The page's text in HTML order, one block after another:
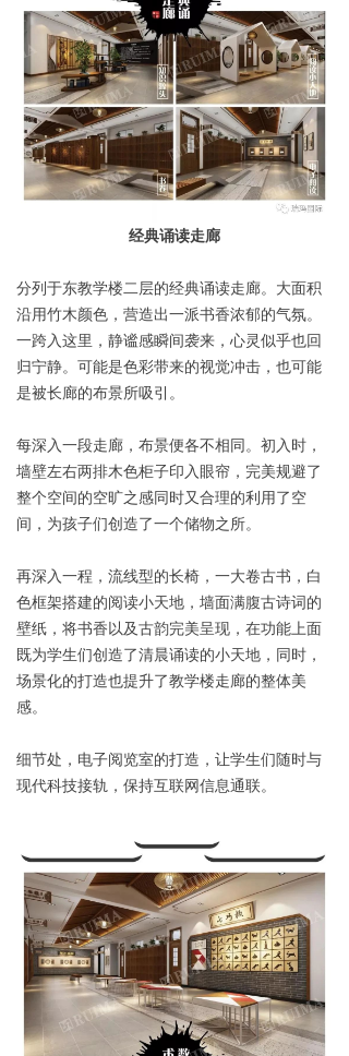
经典诵读走廊
分列于东教学楼二层的经典诵读走廊。大面积
沿用竹木颜色，营造出一派书香浓郁的气氛。
一跨入这里，静谧感瞬间袭来，心灵似乎也回
归宁静。可能是色彩带来的视觉冲击，也可能
是被长廊的布景所吸引。
每深入一段走廊，布景便各不相同。初入时，
墙壁左右两排木色柜子印入眼帘，完美规避了
整个空间的空旷之感同时又合理的利用了空
间，为孩子们创造了一个储物之所。
再深入一程，流线型的长椅，一大卷古书，白
色框架搭建的阅读小天地，墙面满腹古诗词的
壁纸，将书香以及古韵完美呈现，在功能上面
既为学生们创造了清晨诵读的小天地，同时，
场景化的打造也提升了教学楼走廊的整体美
感。
细节处，电子阅览室的打造，让学生们随时与
现代科技接轨，保持互联网信息通联。